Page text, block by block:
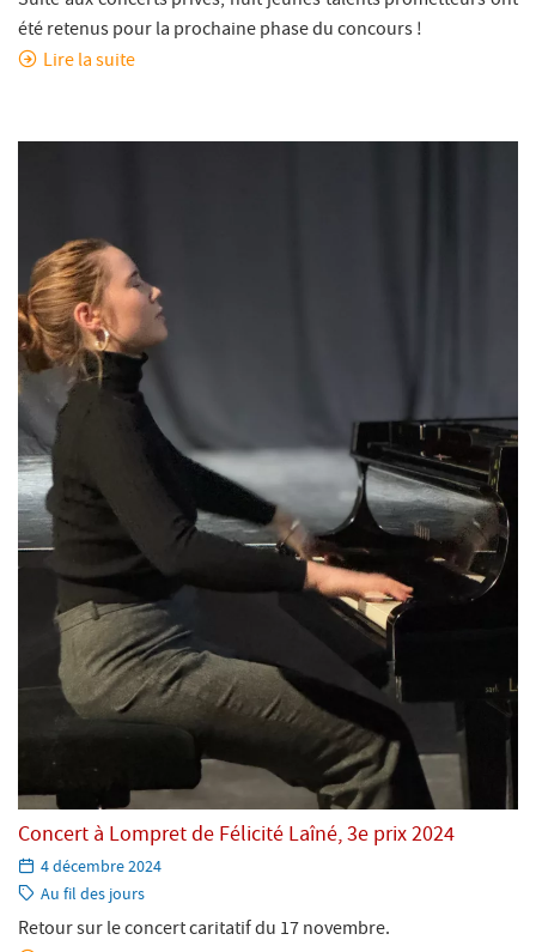
été retenus pour la prochaine phase du concours !
Lire la suite
Concert à Lompret de Félicité Laîné, 3e prix 2024
Paru
le:
4 décembre 2024
Catégorie:
Au fil des jours
Retour sur le concert caritatif du 17 novembre.